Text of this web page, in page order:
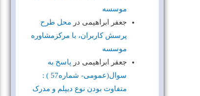
موسسه
جعفر ابراهیمی در محل طرح
پرسش کاربران، با مرکزمشاوره
موسسه
جعفر ابراهیمی در پاسخ به
سوال(عمومی- شماره57 ) :
متفاوت بودن نوع دیپلم و مدرک